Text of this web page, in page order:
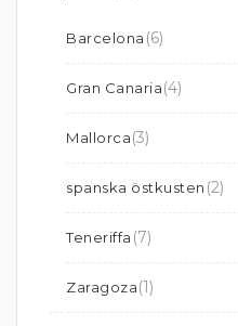
Barcelona (6)
Gran Canaria(4)
Mallorca(3)
spanska östkusten (2)
Teneriffa (7)
Zaragoza(1)